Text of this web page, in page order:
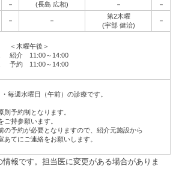
－ (長島 広相) － －
－ －
第2木曜
(宇部 健治)
－
木曜午後＞
紹介 11:00～14:00
予約 11:00～14:00
毎週水曜日（午前）の診療です。
則予約制となります。
ご持参願います。
の予約が必要となりますので、紹介元施設から
あてにご連絡をお願いします。
報です。担当医に変更がある場合がありま